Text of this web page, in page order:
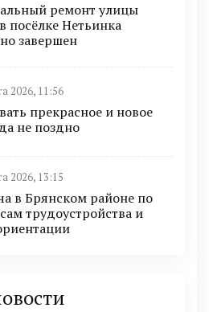
ремонт улицы
посёлке Нетьинка
завершен
2026, 11:56
прекрасное и новое
не поздно
2026, 13:15
в Брянском районе по
трудоустройства и